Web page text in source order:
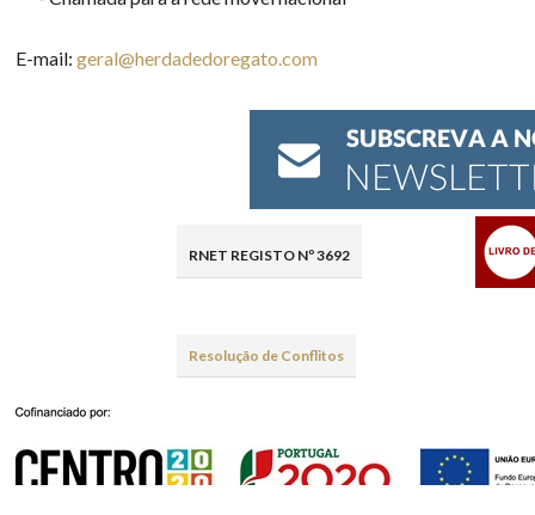
E-mail:geral@herdadedoregato.com
RNET REGISTO Nº 3692
Resolução de Conflitos